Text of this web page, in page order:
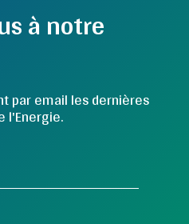
à notre
par email les dernières
l'Energie.